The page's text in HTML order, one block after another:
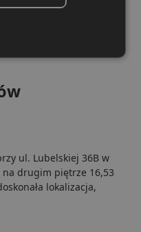
ul. Lubelskiej 36B w
drugim piętrze 16,53
lokalizacja,
Targetowanie